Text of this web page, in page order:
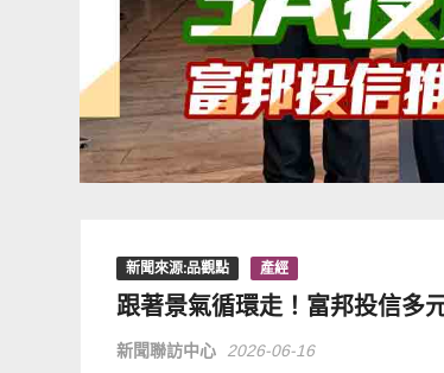
新聞來源:品觀點 產經
跟著景氣循環走！富邦投信多
新聞聯訪中心 2026-06-16